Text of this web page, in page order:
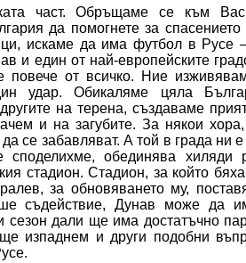
част. Обръщаме се към
да помогнете за
искаме да има футбол в Русе
и един от най-европейските
от всичко. Ние
удар. Обикаляме цяла
на терена, създаваме
и на загубите. За някои
да се забавляват. А той в града ни
споделихме, обединява
стадион. Стадион, за който
за обновяването му,
съдействие, Дунав може да
сезон дали ще има достатъчно
изпаднем и други подобни